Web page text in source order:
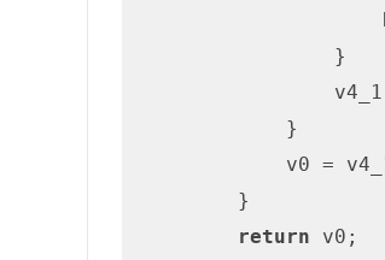
                }
v4_1
            }
v0 =
        }
return v0;